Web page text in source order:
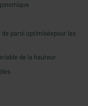
paroi optimiséepour les
de la hauteur